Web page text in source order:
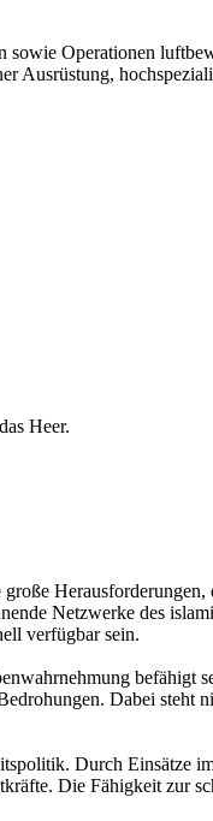
Operationen
Heer.
Netzwerke des
verfügbar sein.
Dabei steht
Durch Einsätze
Die Fähigkeit zur